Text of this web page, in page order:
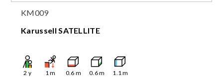
KM009
Karussell SATELLITE
2 y 1m 0.6 m 0.6m 1.1m